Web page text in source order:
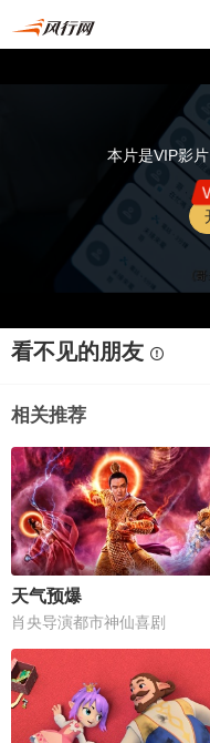
本片是VIP影
看不见的朋友
相关推荐
天气预爆
肖央导演都市神仙喜剧